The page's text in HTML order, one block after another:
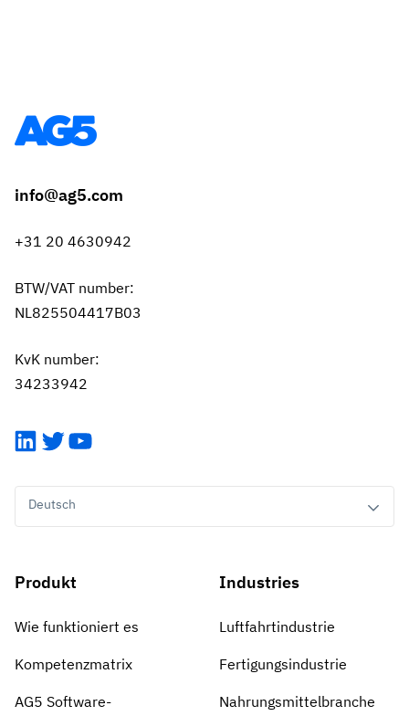
info@ag5.com
+31 20 4630942
BTW/VAT number:
NL825504417B03
KvK number:
34233942
LinkedIn
TwitterYouTube
Deutsch
Produkt
Wie funktioniert es
Kompetenzmatrix
AG5 Software-
Industries
Luftfahrtindustrie
Fertigungsindustrie
Nahrungsmittelbranche